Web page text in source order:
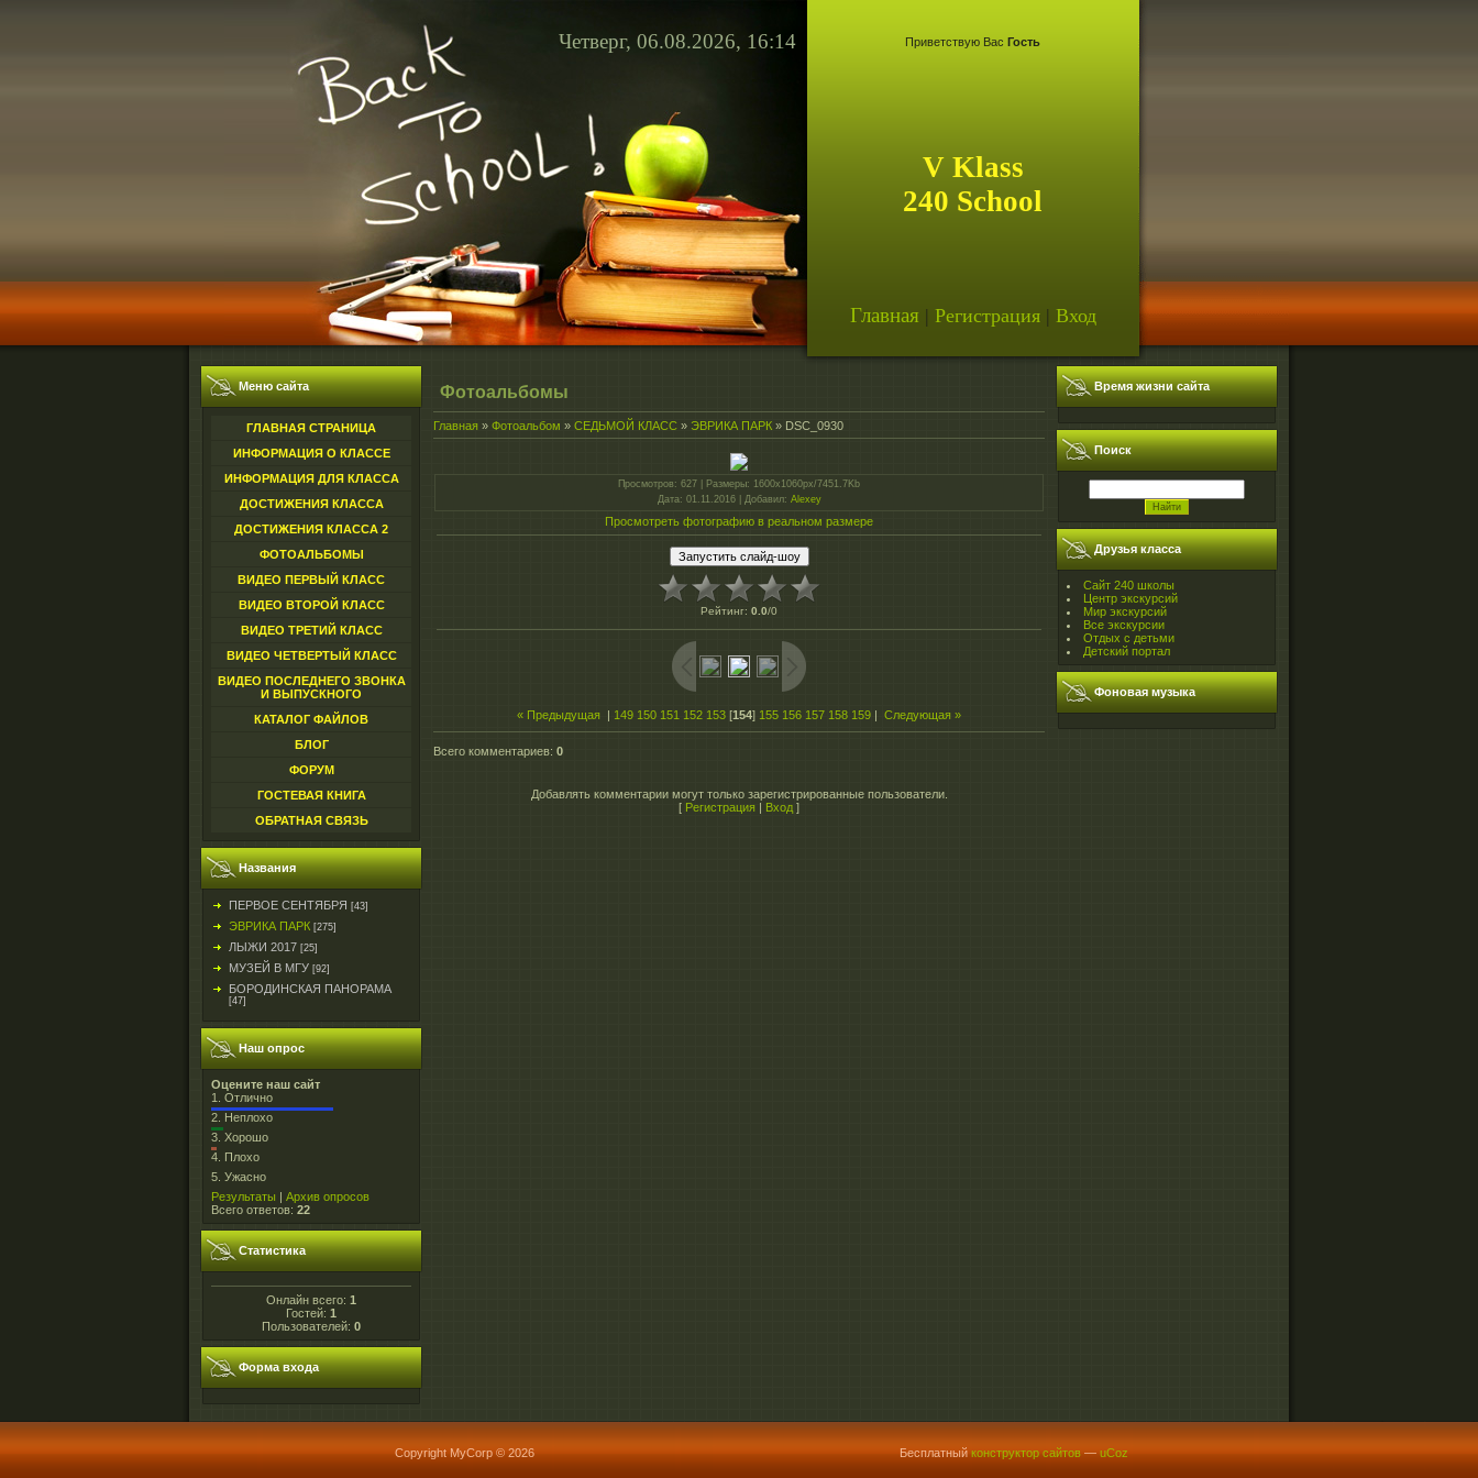
Четверг, 06.08.2026, 16:14 Приветствую Вас Гость
V Klass
240 School
Главная | Регистрация| Вход
Меню сайта
ГЛАВНАЯ СТРАНИЦА
ИНФОРМАЦИЯ О КЛАССЕ
ИНФОРМАЦИЯ ДЛЯ КЛАССА
ДОСТИЖЕНИЯ КЛАССА
ДОСТИЖЕНИЯ КЛАССА 2
ФОТОАЛЬБОМЫ
ВИДЕО ПЕРВЫЙ КЛАСС
ВИДЕО ВТОРОЙ КЛАСС
ВИДЕО ТРЕТИЙ КЛАСС
ВИДЕО ЧЕТВЕРТЫЙ КЛАСС
ВИДЕО ПОСЛЕДНЕГО ЗВОНКА
И ВЫПУСКНОГО
КАТАЛОГ ФАЙЛОВ
БЛОГ
ФОРУМ
ГОСТЕВАЯ КНИГА
ОБРАТНАЯ СВЯЗЬ
Названия
ПЕРВОЕ СЕНТЯБРЯ [43]
ЭВРИКА ПАРК [275]
ЛЫЖИ 2017 [25]
МУЗЕЙ В МГУ [92]
БОРОДИНСКАЯ ПАНОРАМА
[47]
Наш опрос
Оцените наш сайт
1. Отлично
2. Неплохо
3. Хорошо
4. Плохо
5. Ужасно
Результаты | Архив опросов
Всего ответов: 22
Статистика
Онлайн всего: 1
Гостей: 1
Пользователей: 0
Форма входа
Фотоальбомы
Главная » Фотоальбом » СЕДЬМОЙ КЛАСС » ЭВРИКА ПАРК » DSC_0930
Просмотров: 627 | Размеры: 1600x1060px/7451.7Kb
Дата: 01.11.2016 | Добавил: Alexey
Просмотреть фотографию в реальном размере
Рейтинг: 0.0/0
« Предыдущая 149 150 151 152 153 [154] 155 156 157 158 159 Следующая »
Всего комментариев: 0
Добавлять комментарии могут только зарегистрированные пользователи.
[ Регистрация | Вход ]
Время жизни сайта
Поиск
Друзья класса
Сайт 240 школы
Центр экскурсий
Мир экскурсий
Все экскурсии
Отдых с детьми
Детский портал
Фоновая музыка
Copyright MyCorp © 2026 Бесплатный конструктор сайтов — uCoz